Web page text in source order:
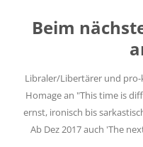
springen
Beim
Libraler/Libertärer und
Homage an "This time is
ernst, ironisch bis
Ab Dez 2017 auch 'The